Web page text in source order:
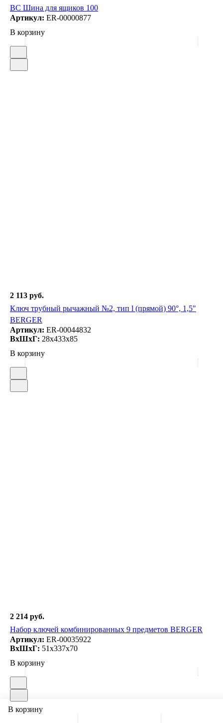
В корзину
ВС Шина для ящиков 100
Артикул: ER-00000877
В корзину
2 113 руб.
Ключ трубный рычажный №2, тип l (прямой) 90°, 1,5"
BERGER
Артикул: ER-00044832
ВxШxГ: 28x433x85
В корзину
2 214 руб.
Набор ключей комбинированных 9 предметов BERGER
Артикул: ER-00035922
ВxШxГ: 51x337x70
В корзину